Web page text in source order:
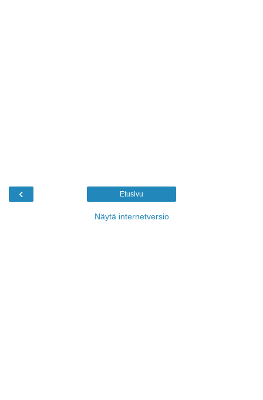
‹ Etusivu
Näytä internetversio